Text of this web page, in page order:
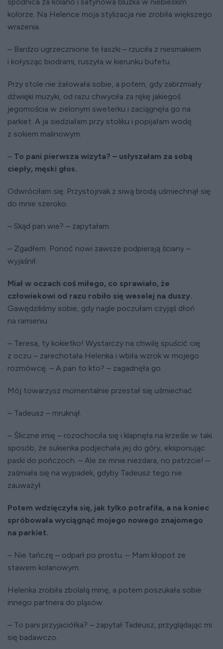
kolorze. Na Helence moja stylizacja nie zrobiła większego
wrażenia.
– Bardzo ugrzecznione te łaszki – rzuciła z niesmakiem
i kołysząc biodrami, ruszyła w kierunku bufetu.
Przy stole nie żałowała sobie, a potem, gdy zabrzmiały
dźwięki muzyki, od razu chwyciła za rękę jakiegoś
jegomościa w zielonym sweterku i zaciągnęła go na
parkiet. A ja siedziałam przy stoliku i popijałam wodę
z sokiem malinowym.
– To pani pierwsza wizyta? – usłyszałam za sobą
ciepły, męski głos.
Odwróciłam się. Przystojniak z siwą brodą uśmiechnął się
do mnie szeroko.
– Skąd pan wie? – zapytałam.
– Zgadłem. Ponoć nowi zawsze podpierają ściany –
wyjaśnił.
Miał w oczach coś miłego, co sprawiało, że
człowiekowi od razu robiło się weselej na duszy.
Gawędziliśmy sobie, gdy nagle poczułam czyjąś dłoń
na ramieniu.
– Teresa, ty kokietko! Wystarczy na chwilę spuścić cię
z oczu – zarechotała Helenka i wbiła wzrok w mojego
rozmówcę. – A pan to kto? – zagadnęła go.
Mój towarzysz momentalnie przestał się uśmiechać.
– Tadeusz – mruknął.
– Śliczne imię – rozochociła się i klapnęła na krześle w taki
sposób, że sukienka podjechała jej do góry, eksponując
paski do pończoch. – Ale ze mnie niezdara, no patrzcie! –
zaśmiała się na wypadek, gdyby Tadeusz tego nie
zauważył.
Potem wdzięczyła się, jak tylko potrafiła, a na koniec
spróbowała wyciągnąć mojego nowego znajomego
na parkiet.
– Nie tańczę – odparł po prostu. – Mam kłopot ze
stawem kolanowym.
Helenka zrobiła zbolałą minę, a potem poszukała sobie
innego partnera do pląsów.
– To pani przyjaciółka? – zapytał Tadeusz, przyglądając mi
się badawczo.